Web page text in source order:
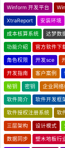
Winform 开发平台
XtraReport 安装环境
成本核算系统 达梦数
功能介绍 官方软件下
角色权限 开发sce
开发指南 客户案例
秘钥 密钥 企业网络
软件简介 软件开发框
软件授权注册系统 软
三层架构 设计模式
数据同步 塑木地板行